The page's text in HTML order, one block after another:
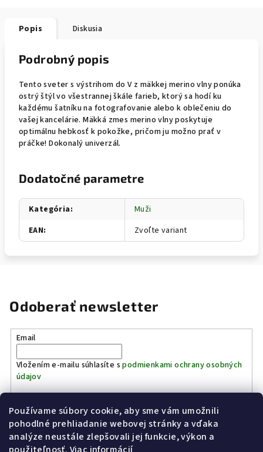
Používame súbory cookie, aby sme vám umožnili
pohodlné prehliadanie webovej stránky a vďaka
analýze neustále zlepšovali jej funkcie, výkon a
Popis Diskusia
Podrobný popis
Tento sveter s výstrihom do V z mäkkej merino vlny ponúka
ostrý štýl vo všestrannej škále farieb, ktorý sa hodí ku
každému šatníku na fotografovanie alebo k oblečeniu do
vašej kancelárie. Mäkká zmes merino vlny poskytuje
optimálnu hebkosť k pokožke, pričom ju možno prať v
práčke! Dokonalý univerzál.
Dodatočné parametre
Kategória:
Muži
EAN: Zvoľte variant
Odoberať newsletter
Email
Vložením e-mailu súhlasíte spodmienkami ochrany osobných
údajov
Prihlásiť sa